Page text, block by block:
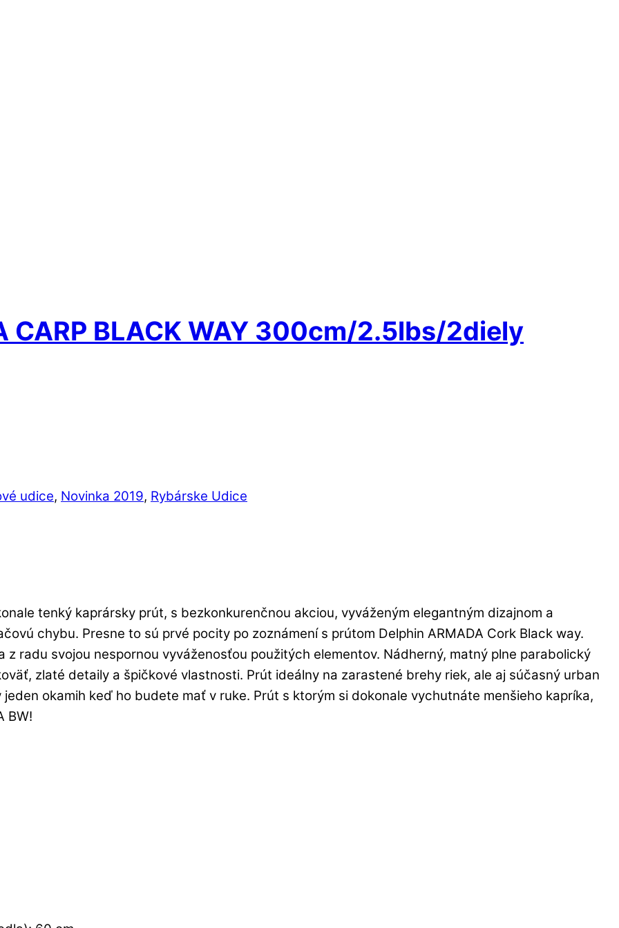
CARP BLACK WAY 300cm/2.5lbs/2diely
udice, Novinka 2019, Rybárske Udice
tenký kaprársky prút, s bezkonkurenčnou akciou, vyváženým elegantným dizajnom a
chybu. Presne to sú prvé pocity po zoznámení s prútom Delphin ARMADA Cork Black way.
radu svojou nespornou vyváženosťou použitých elementov. Nádherný, matný plne parabolický
zlaté detaily a špičkové vlastnosti. Prút ideálny na zarastené brehy riek, ale aj súčasný urban
okamih keď ho budete mať v ruke. Prút s ktorým si dokonale vychutnáte menšieho kapríka,
BW!